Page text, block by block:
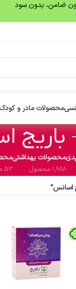
ضامن، بدون سود
محصولات مادر و کودک
باریج
محصولات بهداشتی
1,988 محصول 53 محصول
اسانس”